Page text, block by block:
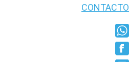
CONTACTO